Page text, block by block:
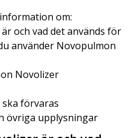
om:
och vad det används för
använder Novopulmon
Novolizer
förvaras
övriga upplysningar